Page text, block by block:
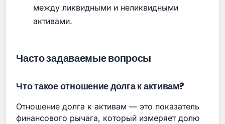
между ликвидными и неликвидными
активами.
Часто задаваемые вопросы
Что такое отношение долга к активам?
Отношение долга к активам — это показатель
финансового рычага, который измеряет долю